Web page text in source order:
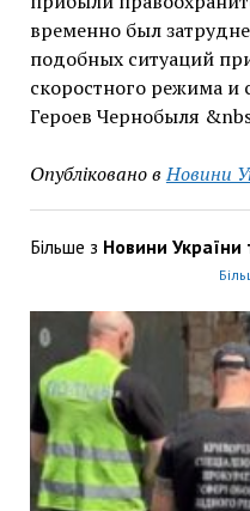
временно был
подобных ситуаций
скоростного режима
Героев Чернобыля
Опубліковано в Новини
Більше з Новини України